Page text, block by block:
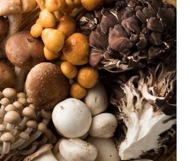
シャキシャキ食感！ 舞茸（きの
こ）ご飯の人気レシピ。炊き込
み＆混ぜ込み2品を紹介
韓国料理店の本格「チャプチ
ェ」人気レシピ。プロの味付
け、春雨使いでご馳走になる！
【まとめ】きのこ料理の人気レ
シピ。椎茸、えのき茸、マッシ
ュルーム、松茸、ポルチーニ
ピックアップ
【シェフ直伝】ジェノベーゼソ
ースのレシピ。意外なコツはオ
リーブ油を使わないこと!?
柚子胡椒（ゆずこしょう）の自
家製レシピ。市販品では味わえ
ないフレッシュさ！
【基本】とうもろこしのゆで
方。甘さを120%引き出すには、
水から皮付き＆時間をかけて加
熱が正解！